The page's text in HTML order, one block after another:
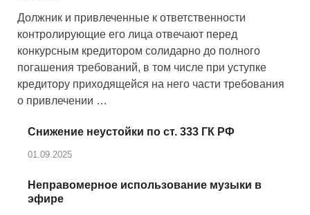
Должник и привлеченные к ответственности
контролирующие его лица отвечают перед
конкурсным кредитором солидарно до полного
погашения требований, в том числе при уступке
кредитору приходящейся на него части требования
о привлечении …
Снижение неустойки по ст. 333 ГК РФ
01.09.2025
Неправомерное использование музыки в
эфире